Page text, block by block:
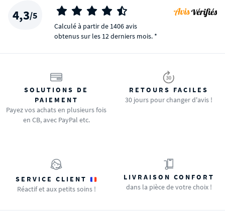
4,3/5
Calculé à partir de 1406 avis
obtenus sur les 12 derniers mois. *
SOLUTIONS DE
PAIEMENT
Payez vos achats en plusieurs fois
en CB, avec PayPal etc.
RETOURS FACILES
30 jours pour changer d'avis !
SERVICE CLIENT
Réactif et aux petits soins !
LIVRAISON CONFORT
dans la pièce de votre choix !